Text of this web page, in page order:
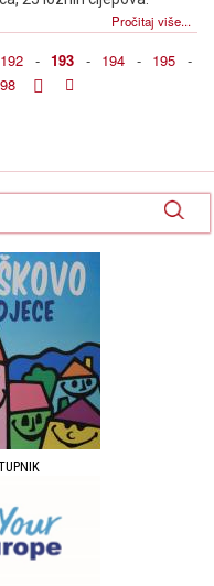
Pročitaj više...
192 - 193 - 194 - 195 -